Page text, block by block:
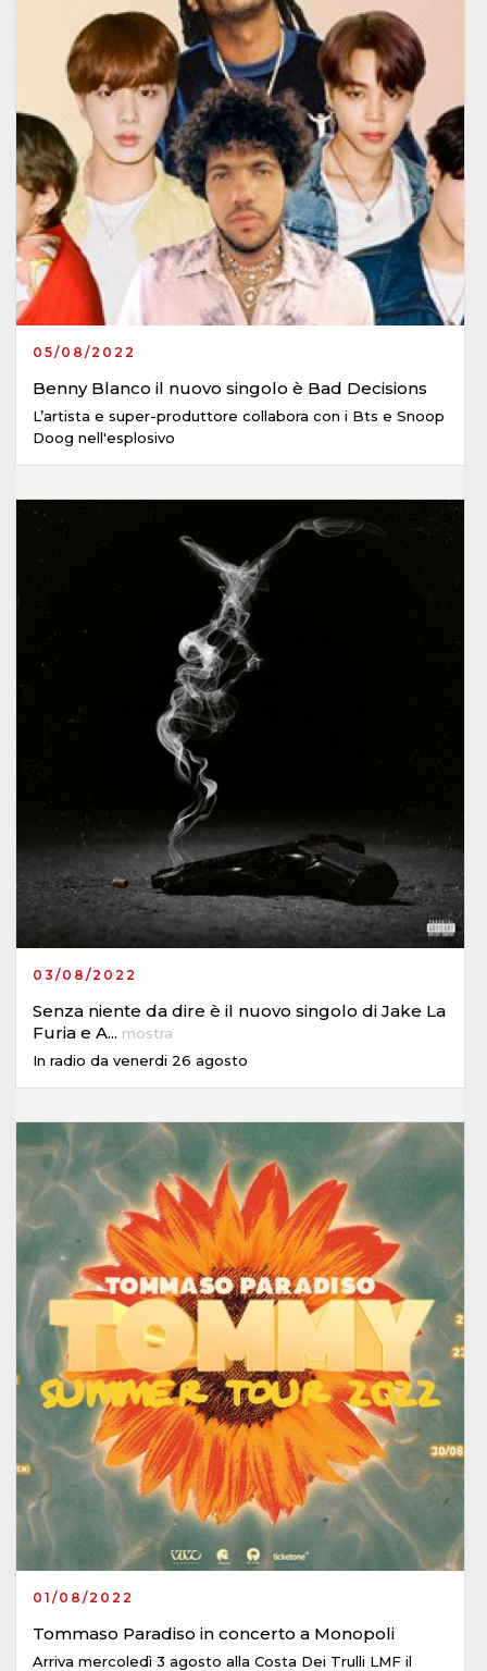
05/08/2022
Benny Blanco il nuovo singolo è Bad Decisions
L’artista e super-produttore collabora con i Bts e Snoop
Doog nell'esplosivo
03/08/2022
Senza niente da dire è il nuovo singolo di Jake La
Furia e A... mostra
In radio da venerdi 26 agosto
01/08/2022
Tommaso Paradiso in concerto a Monopoli
Arriva mercoledì 3 agosto alla Costa Dei Trulli LMF il